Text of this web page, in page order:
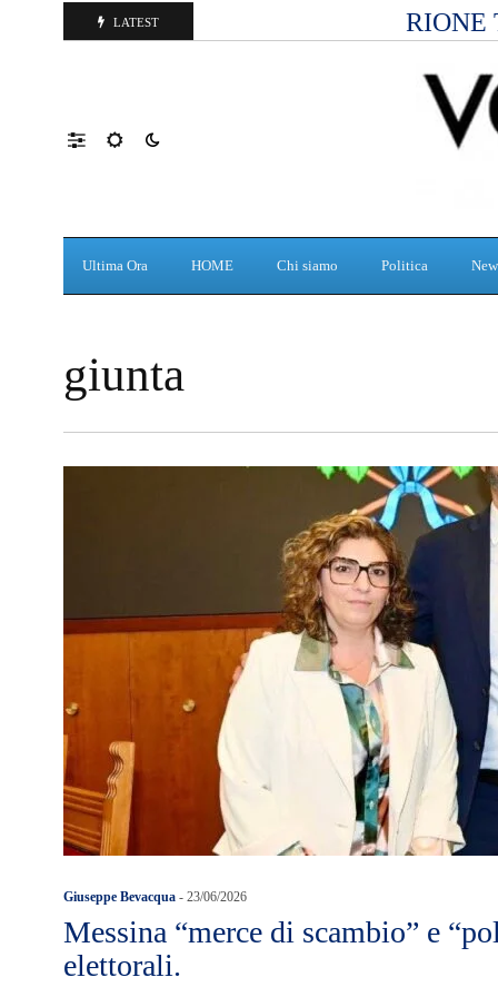
LATEST RIONE
Ultima Ora HOME Chi siamo Politica
giunta
Giuseppe Bevacqua - 23/06/2026
Messina “merce di scambio” e
elettorali.